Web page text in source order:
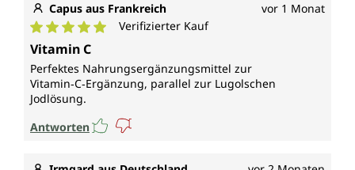
Capus aus Frankreich vor 1 Monat
Durchschnittliche Bewertung von 5 von 5 Sternen
Verifizierter Kauf
Vitamin C
Perfektes Nahrungsergänzungsmittel zur
Vitamin‑C‑Ergänzung, parallel zur Lugolschen
Jodlösung.
Antworten